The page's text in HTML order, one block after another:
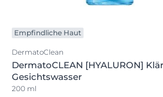
Empfindliche Haut
DermatoClean
DermatoCLEAN [HYALURON]
Gesichtswasser
200 ml